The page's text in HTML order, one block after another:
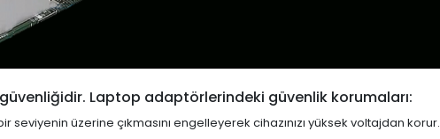
Laptop adaptörlerindeki güvenlik korumaları:
seviyenin üzerine çıkmasını engelleyerek cihazınızı yüksek voltajdan korur.